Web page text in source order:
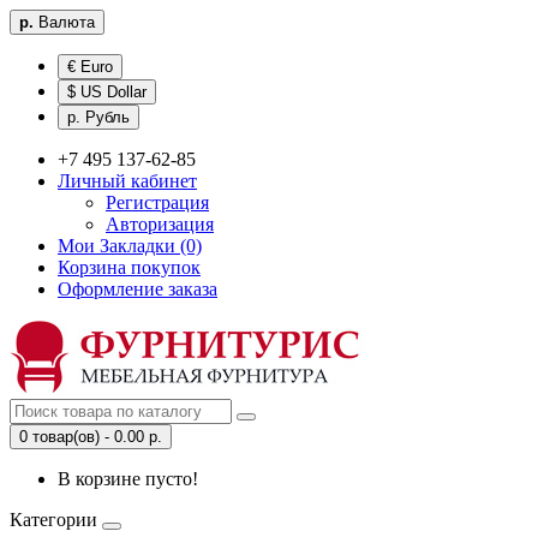
р. Валюта
€ Euro
$ US Dollar
р. Рубль
+7 495 137-62-85
Личный кабинет
Регистрация
Авторизация
Мои Закладки (0)
Корзина покупок
Оформление заказа
0 товар(ов) - 0.00 р.
В корзине пусто!
Категории